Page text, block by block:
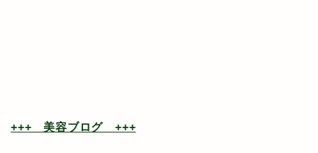
+++ 美容ブログ +++